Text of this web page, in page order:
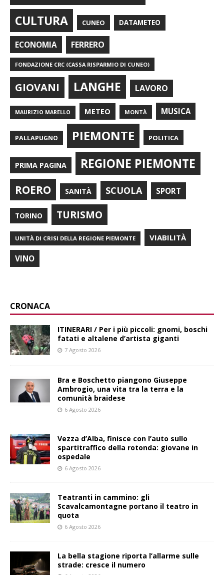
CULTURA CUNEO DATAMETEO
ECONOMIA FERRERO
FONDAZIONE CRC (CASSA RISPARMIO DI CUNEO)
GIOVANI LANGHE LAVORO
MAURIZIO MARELLO METEO MONTÀ MUSICA
PALLAPUGNO PIEMONTE POLITICA
PRIMA PAGINA REGIONE PIEMONTE
ROERO SANITÀ SCUOLA SPORT
TORINO TURISMO
UNITÀ DI CRISI DELLA REGIONE PIEMONTE VIABILITÀ
VINO
CRONACA
ITINERARI / Per i più piccoli: gnomi, boschi
fatati e altalene d’artista giganti
7 Agosto 2026
Bra e Boschetto piangono Giuseppe
Ambrogio, una vita tra la terra e la
comunità braidese
6 Agosto 2026
Vezza d’Alba, finisce con l’auto sullo
spartitraffico della rotonda: giovane in
ospedale
6 Agosto 2026
Teatranti in cammino: gli
Scavalcamontagne portano il teatro in
quota
6 Agosto 2026
La bella stagione riporta l’allarme sulle
strade: cresce il numero